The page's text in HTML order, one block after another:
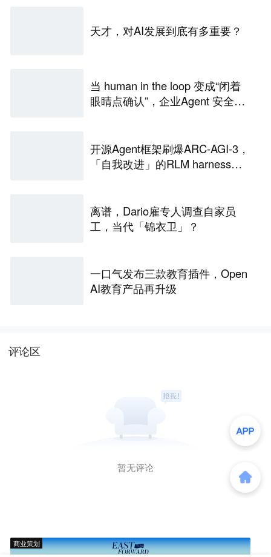
天才，对AI发展到底有多重要？
当 human in the loop 变成“闭着
眼睛点确认”，企业Agent 安全还
开源Agent框架刷爆ARC-AGI-3，
「自我改进」的RLM harness引
离谱，Dario雇专人调查自家员
工，当代「锦衣卫」？
一口气发布三款教育插件，Open
AI教育产品再升级
评论区
暂无评论
商业策划